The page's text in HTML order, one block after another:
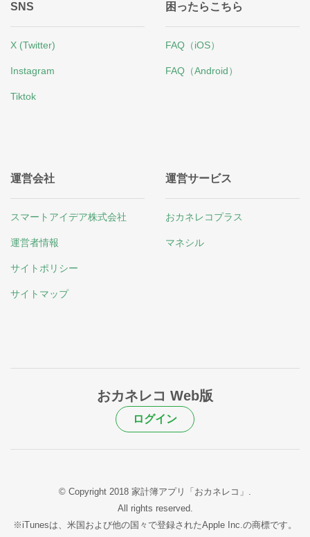
SNS
X (Twitter)
Instagram
Tiktok
困ったらこちら
FAQ（iOS）
FAQ（Android）
運営会社
スマートアイデア株式会社
運営者情報
サイトポリシー
サイトマップ
運営サービス
おカネレコプラス
マネシル
おカネレコ Web版
ログイン
© Copyright 2018 家計簿アプリ「おカネレコ」.
All rights reserved.
※iTunesは、米国および他の国々で登録されたApple Inc.の商標です。